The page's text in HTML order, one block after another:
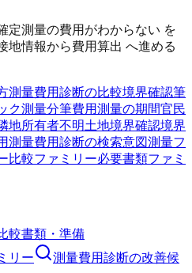
定測量の費用がわからない を
地情報から費用算出 へ進める
測量費用診断の比較境界確認筆
ク測量分筆費用測量の期間官民
地所有者不明土地境界確認境界
測量費用診断の検索意図測量フ
比較ファミリー必要書類ファミ
較書類・準備
リー 測量費用診断の改善候